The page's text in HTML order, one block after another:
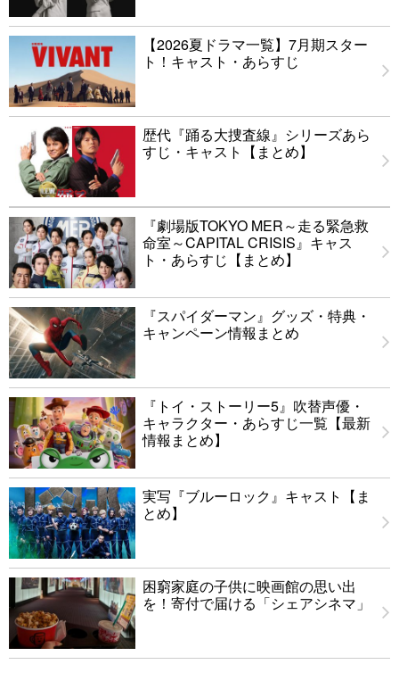
【2026夏ドラマ一覧】7月期スター
ト！キャスト・あらすじ
歴代『踊る大捜査線』シリーズあら
すじ・キャスト【まとめ】
『劇場版TOKYO MER～走る緊急救
命室～CAPITAL CRISIS』キャス
ト・あらすじ【まとめ】
『スパイダーマン』グッズ・特典・
キャンペーン情報まとめ
『トイ・ストーリー5』吹替声優・
キャラクター・あらすじ一覧【最新
情報まとめ】
実写『ブルーロック』キャスト【ま
とめ】
困窮家庭の子供に映画館の思い出
を！寄付で届ける「シェアシネマ」